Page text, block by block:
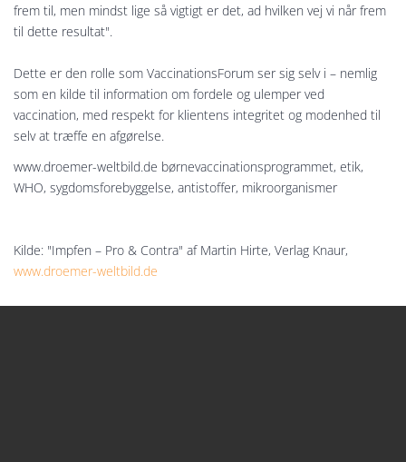
frem til, men mindst lige så vigtigt er det, ad hvilken vej vi når frem
til dette resultat".
Dette er den rolle som VaccinationsForum ser sig selv i – nemlig
som en kilde til information om fordele og ulemper ved
vaccination, med respekt for klientens integritet og modenhed til
selv at træffe en afgørelse.
www.droemer-weltbild.de børnevaccinationsprogrammet, etik,
WHO, sygdomsforebyggelse, antistoffer, mikroorganismer
Kilde: "Impfen – Pro & Contra" af Martin Hirte, Verlag Knaur,
www.droemer-weltbild.de